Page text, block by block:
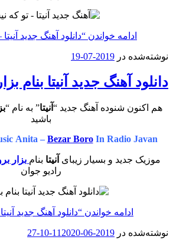
ادامه خواندن “دانلود آهنگ جدید
نوشته‌شده در 2019-07-19
دانلود آهنگ جدید آنیتا بنام
هم اکنون شنوده آهنگ جدید “ آنیتا” به نام “
باشید
Anita – Bezar BoroIn Radio Javan
موزیک جدید و بسیار زیبای آنیتا بنام بزار
رادیو جوان
ادامه خواندن “دانلود آهنگ جدید
نوشته‌شده در 2019-06-11
2020-10-27